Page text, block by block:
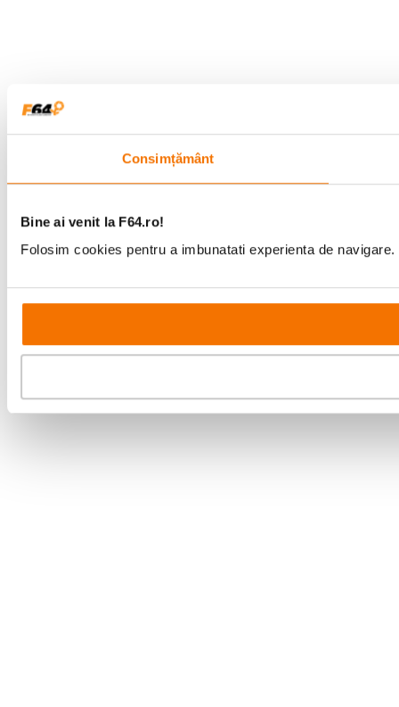
Consimțământ
Bine ai venit la F64.ro!
Folosim cookies pentru a imbunatati experienta de